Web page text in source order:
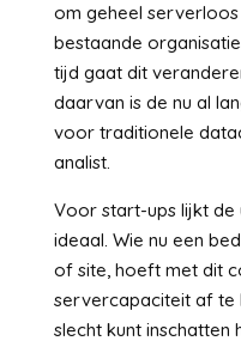
om geheel serverloos
bestaande
tijd gaat dit
daarvan is de nu al
voor traditionele
analist.
Voor start-ups lijkt de
ideaal. Wie nu een
of site, hoeft met dit
servercapaciteit af te
slecht kunt inschatten